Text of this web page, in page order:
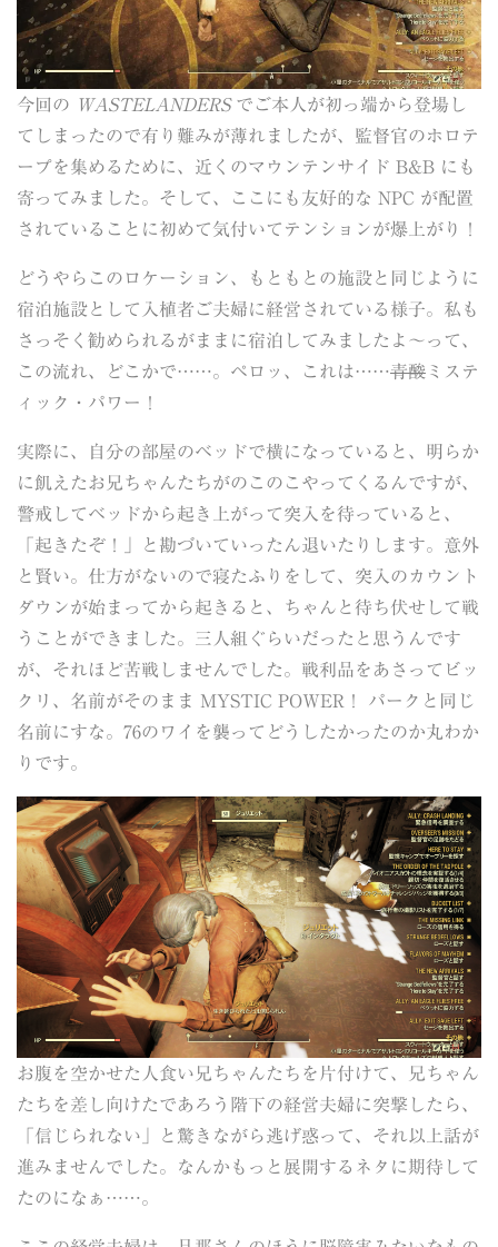
今回の WASTELANDERSでご本人が初っ端から登場し
てしまったので有り難みが薄れましたが、監督官のホロテ
ープを集めるために、近くのマウンテンサイド B&B にも
寄ってみました。そして、ここにも友好的な NPC が配置
されていることに初めて気付いてテンションが爆上がり！
どうやらこのロケーション、もともとの施設と同じように
宿泊施設として入植者ご夫婦に経営されている様子。私も
さっそく勧められるがままに宿泊してみましたよ～って、
この流れ、どこかで……。ペロッ、これは……青酸 ミステ
ィック・パワー！
実際に、自分の部屋のベッドで横になっていると、明らか
に飢えたお兄ちゃんたちがのこのこやってくるんですが、
警戒してベッドから起き上がって突入を待っていると、
「起きたぞ！」と勘づいていったん退いたりします。意外
と賢い。仕方がないので寝たふりをして、突入のカウント
ダウンが始まってから起きると、ちゃんと待ち伏せして戦
うことができました。三人組ぐらいだったと思うんです
が、それほど苦戦しませんでした。戦利品をあさってビッ
クリ、名前がそのまま MYSTIC POWER！ パークと同じ
名前にすな。76のワイを襲ってどうしたかったのか丸わか
りです。
お腹を空かせた人食い兄ちゃんたちを片付けて、兄ちゃん
たちを差し向けたであろう階下の経営夫婦に突撃したら、
「信じられない」と驚きながら逃げ惑って、それ以上話が
進みませんでした。なんかもっと展開するネタに期待して
たのになぁ……。